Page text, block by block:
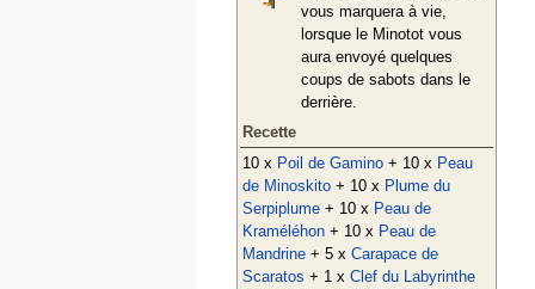
vous marquera à vie,
lorsque le Minotot vous
aura envoyé quelques
coups de sabots dans le
derrière.
Recette
10 x Poil de Gamino+ 10 x Peau
de Minoskito+ 10 x Plume du
Serpiplume+ 10 x Peau de
Kraméléhon+ 10 x Peau de
Mandrine+ 5 x Carapace de
Scaratos + 1 x Clef du Labyrinthe